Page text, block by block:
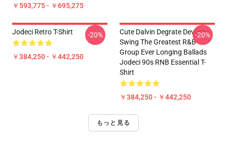
￥593,775 - ￥695,275
Jodeci Retro T-Shirt
￥384,250 - ￥442,250
-20%
Cute Dalvin Degrate Devante
Swing The Greatest R&B
Group Ever Longing Ballads
Jodeci 90s RNB Essential T-
Shirt
￥384,250 - ￥442,250
-20%
もっと見る